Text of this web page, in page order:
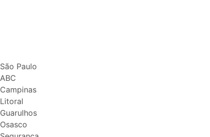
São Paulo
ABC
Campinas
Litoral
Guarulhos
Osasco